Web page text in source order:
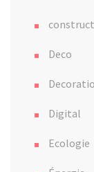
Deco
Digital
Ecologie